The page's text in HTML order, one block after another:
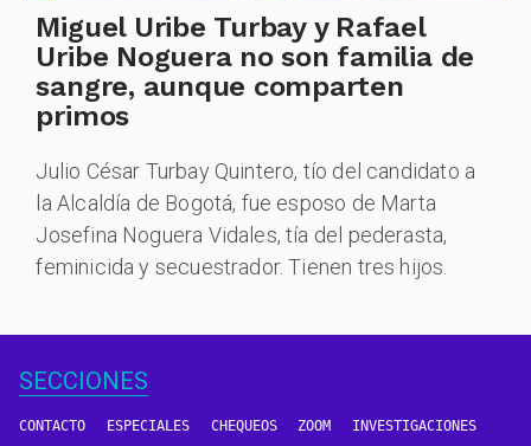
Miguel Uribe Turbay y Rafael
Uribe Noguera no son familia de
sangre, aunque comparten
primos
Julio César Turbay Quintero, tío del candidato a
la Alcaldía de Bogotá, fue esposo de Marta
Josefina Noguera Vidales, tía del pederasta,
feminicida y secuestrador. Tienen tres hijos.
SECCIONES
CONTACTO ESPECIALES CHEQUEOS ZOOM INVESTIGACIONES